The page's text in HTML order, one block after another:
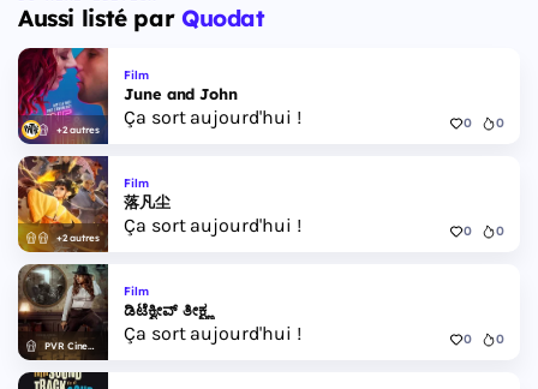
Aussi listé par Quodat
+2 autres
Film
June and John
Ça sort aujourd'hui ! 0 0
+2 autres
Film
落凡尘
Ça sort aujourd'hui ! 0 0
PVR Cinemas
Film
ಡಿಟೆಕ್ವೀವ್ ತೀಕ್ಷ್ಣ
Ça sort aujourd'hui ! 0 0